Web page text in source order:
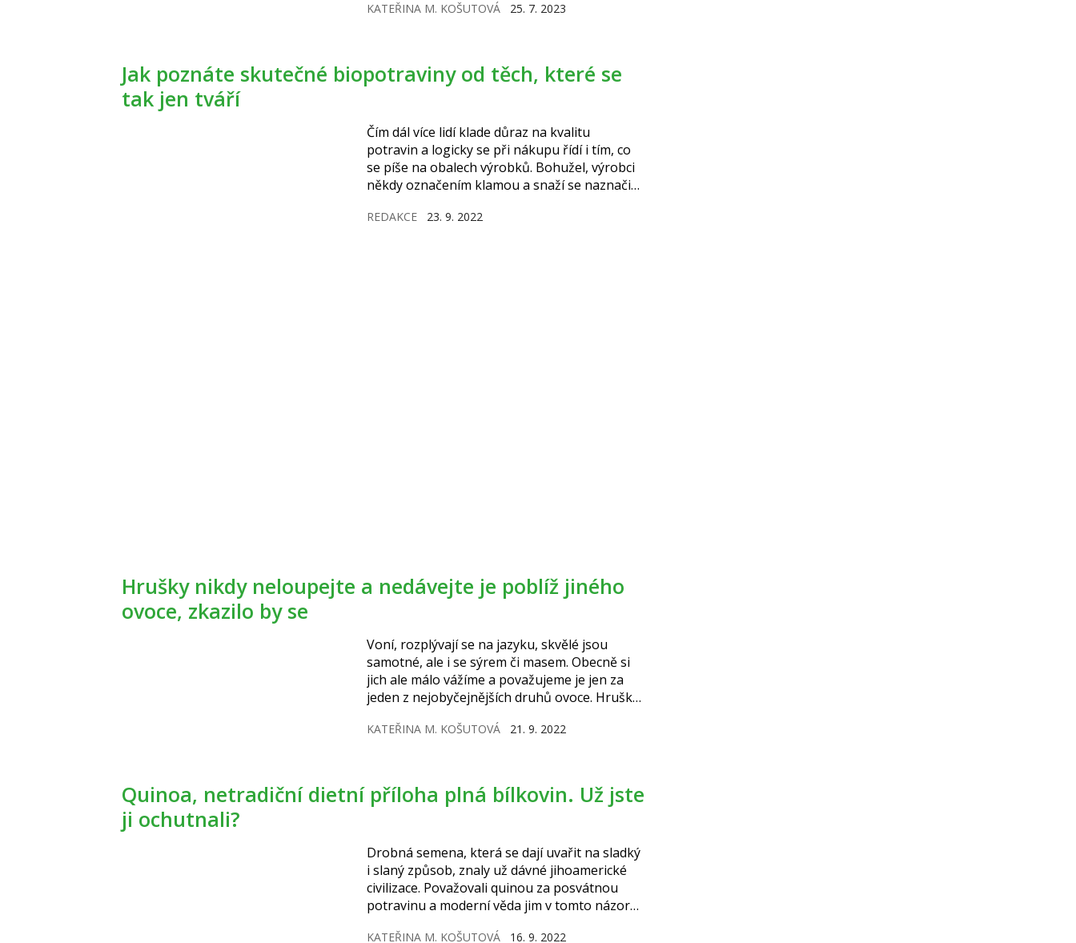
zdraví. Které to jsou a jak je zachovat při
KATEŘINA M. KOŠUTOVÁ 25. 7. 2023
Jak poznáte skutečné biopotraviny od těch, které se
tak jen tváří
Čím dál více lidí klade důraz na kvalitu
potravin a logicky se při nákupu řídí i tím, co
se píše na obalech výrobků. Bohužel, výrobci
někdy označením klamou a snaží se naznačit,
mohou mít jen potraviny splňující přísná a
REDAKCE 23. 9. 2022
Hrušky nikdy neloupejte a nedávejte je poblíž jiného
ovoce, zkazilo by se
Voní, rozplývají se na jazyku, skvělé jsou
samotné, ale i se sýrem či masem. Obecně si
jich ale málo vážíme a považujeme je jen za
jeden z nejobyčejnějších druhů ovoce. Hrušky
stránce gastronomické.
KATEŘINA M. KOŠUTOVÁ 21. 9. 2022
Quinoa, netradiční dietní příloha plná bílkovin. Už jste
ji ochutnali?
Drobná semena, která se dají uvařit na sladký
i slaný způsob, znaly už dávné jihoamerické
civilizace. Považovali quinou za posvátnou
potravinu a moderní věda jim v tomto názoru
KATEŘINA M. KOŠUTOVÁ 16. 9. 2022